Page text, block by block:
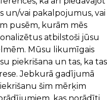
un/vai pakalpojumus, vai
pusēm, kurām mēs
atbilstoši jūsu
Mūsu likumīgais
piekrišana un tas, ka tas
Jebkurā gadījumā
šim mērķim